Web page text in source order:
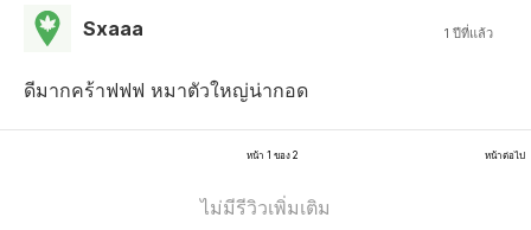
Sxaaa 1 ปีที่แล้ว
ดีมากคร้าฟฟฟ หมาตัวใหญ่น่ากอด
หน้า 1 ของ 2 หน้าต่อไป
ไม่มีรีวิวเพิ่มเติม